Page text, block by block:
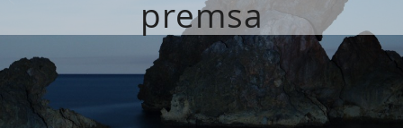
premsa